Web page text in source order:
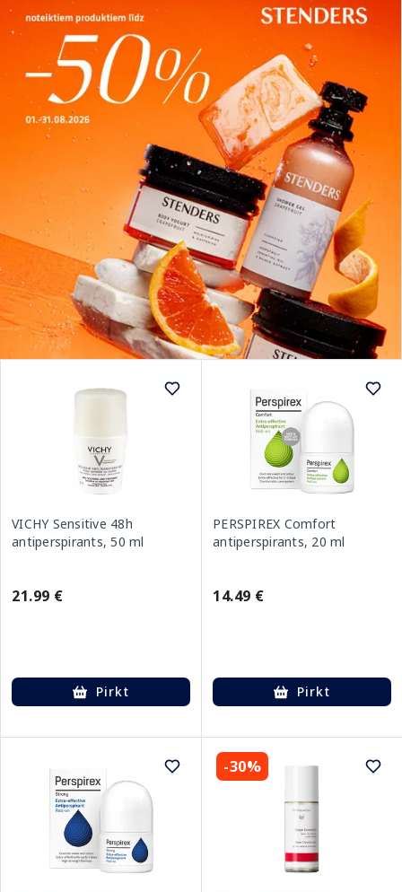
VICHY Sensitive 48h
antiperspirants, 50 ml
21.99 €
Pirkt
PERSPIREX Comfort
antiperspirants, 20 ml
14.49 €
Pirkt
-30%